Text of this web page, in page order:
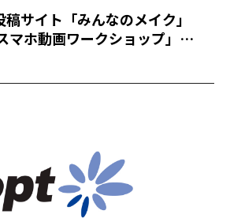
サイト「みんなのメイク」
マホ動画ワークショップ」と